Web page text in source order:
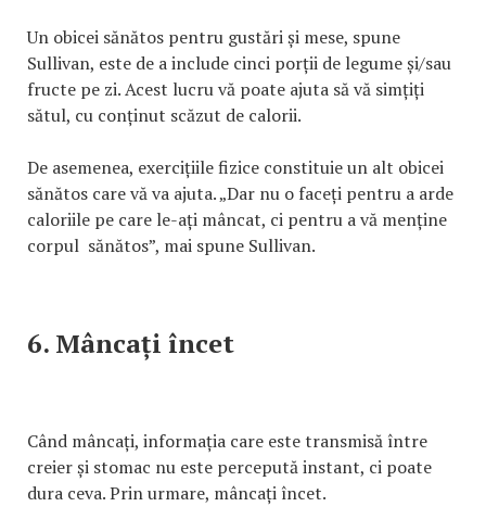
Un obicei sănătos pentru gustări și mese, spune
Sullivan, este de a include cinci porții de legume și/sau
fructe pe zi. Acest lucru vă poate ajuta să vă simțiți
sătul, cu conținut scăzut de calorii.
De asemenea, exercițiile fizice constituie un alt obicei
sănătos care vă va ajuta. „Dar nu o faceți pentru a arde
caloriile pe care le-ați mâncat, ci pentru a vă menține
corpul sănătos”, mai spune Sullivan.
6. Mâncați încet
Când mâncați, informația care este transmisă între
creier și stomac nu este percepută instant, ci poate
dura ceva. Prin urmare, mâncați încet.